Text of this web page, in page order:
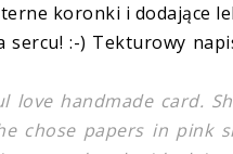
koronki i dodające
:-) Tekturowy
love handmade card.
chose papers in pink